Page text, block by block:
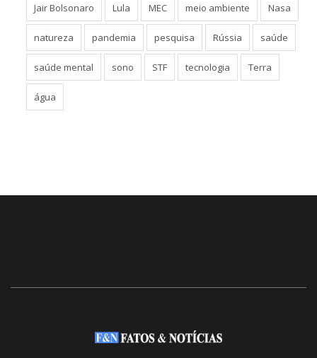
Jair Bolsonaro Lula MEC meio ambiente Nasa
natureza pandemia pesquisa Rússia saúde
saúde mental sono STF tecnologia Terra
água